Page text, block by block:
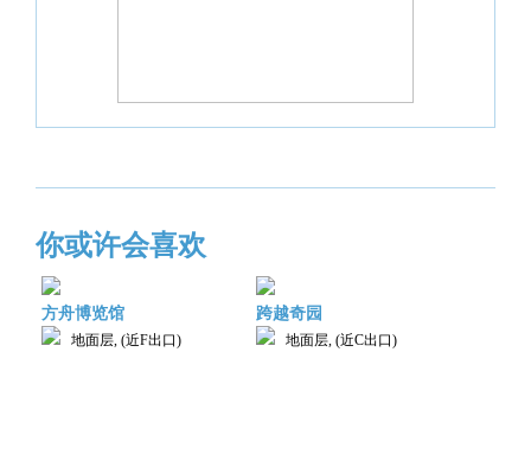
你或许会喜欢
方舟博览馆
地面层, (近F出口)
跨越奇园
地面层, (近C出口)